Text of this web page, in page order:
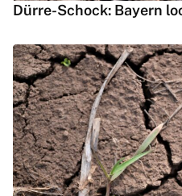
Dürre-Schock: Bayern